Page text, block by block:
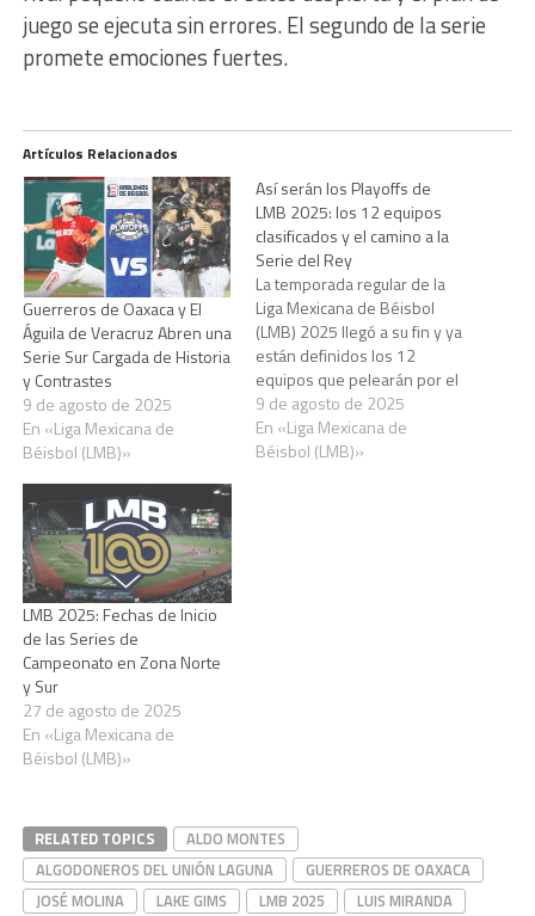
juego se ejecuta sin errores. El segundo de la serie
promete emociones fuertes.
Artículos Relacionados
Guerreros de Oaxaca y El
Águila de Veracruz Abren una
Serie Sur Cargada de Historia
y Contrastes
9 de agosto de 2025
En «Liga Mexicana de
Béisbol (LMB)»
Así serán los Playoffs de
LMB 2025: los 12 equipos
clasificados y el camino a la
Serie del Rey
La temporada regular de la
Liga Mexicana de Béisbol
(LMB) 2025 llegó a su fin y ya
están definidos los 12
equipos que pelearán por el
campeonato en el año del
centenario del circuito
veraniego. Seis franquicias
9 de agosto de 2025
En «Liga Mexicana de
Béisbol (LMB)»
LMB 2025: Fechas de Inicio
de las Series de
Campeonato en Zona Norte
y Sur
27 de agosto de 2025
En «Liga Mexicana de
Béisbol (LMB)»
RELATED TOPICS
ALDO MONTES
ALGODONEROS DEL UNIÓN LAGUNA
GUERREROS DE OAXACA
JOSÉ MOLINA
LAKE GIMS LMB 2025 LUIS MIRANDA